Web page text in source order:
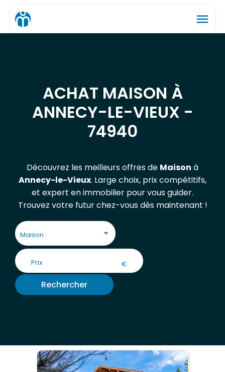
menu
ACHAT MAISON À
ANNECY-LE-VIEUX -
74940
Découvrez les meilleurs offres de Maison à
Annecy-le-Vieux. Large choix, prix compétitifs,
et expert en immobilier pour vous guider.
Trouvez votre futur chez-vous dès maintenant !
Maison
€
Rechercher